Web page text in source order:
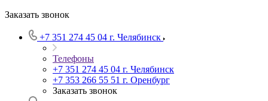
Заказать звонок
+7 351 274 45 04 г. Челябинск
Телефоны
+7 351 274 45 04 г. Челябинск
+7 353 266 55 51 г. Оренбург
Заказать звонок